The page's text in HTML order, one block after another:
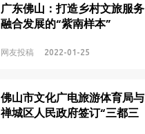
广东佛山：打造乡村文旅服务
融合发展的“紫南样本”
网友投稿 2022-01-25
佛山市文化广电旅游体育局与
禅城区人民政府签订“三都三